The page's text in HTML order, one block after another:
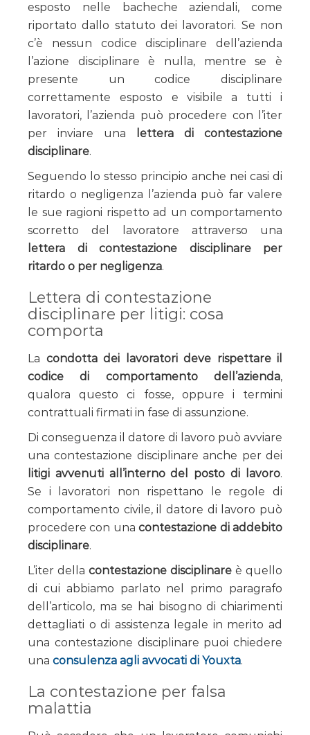
esposto nelle bacheche aziendali, come
riportato dallo statuto dei lavoratori. Se non
c’è nessun codice disciplinare dell’azienda
l’azione disciplinare è nulla, mentre se è
presente un codice disciplinare
correttamente esposto e visibile a tutti i
lavoratori, l’azienda può procedere con l’iter
per inviare una
lettera di contestazione
disciplinare.
Seguendo lo stesso principio anche nei casi di
ritardo o negligenza l’azienda può far valere
le sue ragioni rispetto ad un comportamento
scorretto del lavoratore attraverso una
lettera di contestazione disciplinare per
ritardo o per negligenza.
Lettera di contestazione
disciplinare per litigi: cosa
comporta
La condotta dei lavoratori deve rispettare il
codice di comportamento dell’azienda,
qualora questo ci fosse, oppure i termini
contrattuali firmati in fase di assunzione.
Di conseguenza il datore di lavoro può avviare
una contestazione disciplinare anche per dei
litigi avvenuti all’interno del posto di lavoro.
Se i lavoratori non rispettano le regole di
comportamento civile, il datore di lavoro può
procedere con unacontestazione di addebito
disciplinare.
L’iter della contestazione disciplinare è quello
di cui abbiamo parlato nel primo paragrafo
dell’articolo, ma se hai bisogno di chiarimenti
dettagliati o di assistenza legale in merito ad
una contestazione disciplinare puoi chiedere
una consulenza agli avvocati di Youxta.
La contestazione per falsa
malattia